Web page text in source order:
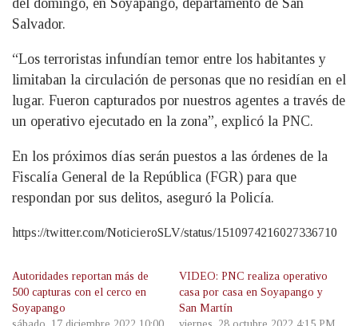
del domingo, en Soyapango, departamento de San
Salvador.
“Los terroristas infundían temor entre los habitantes y
limitaban la circulación de personas que no residían en el
lugar. Fueron capturados por nuestros agentes a través de
un operativo ejecutado en la zona”, explicó la PNC.
En los próximos días serán puestos a las órdenes de la
Fiscalía General de la República (FGR) para que
respondan por sus delitos, aseguró la Policía.
https://twitter.com/NoticieroSLV/status/1510974216027336710
Autoridades reportan más de
500 capturas con el cerco en
Soyapango
VIDEO: PNC realiza operativo
casa por casa en Soyapango y
San Martín